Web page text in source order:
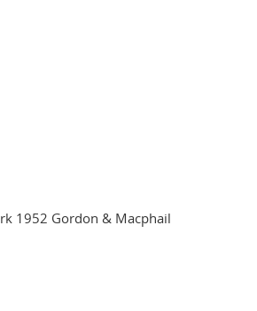
1952 Gordon & Macphail